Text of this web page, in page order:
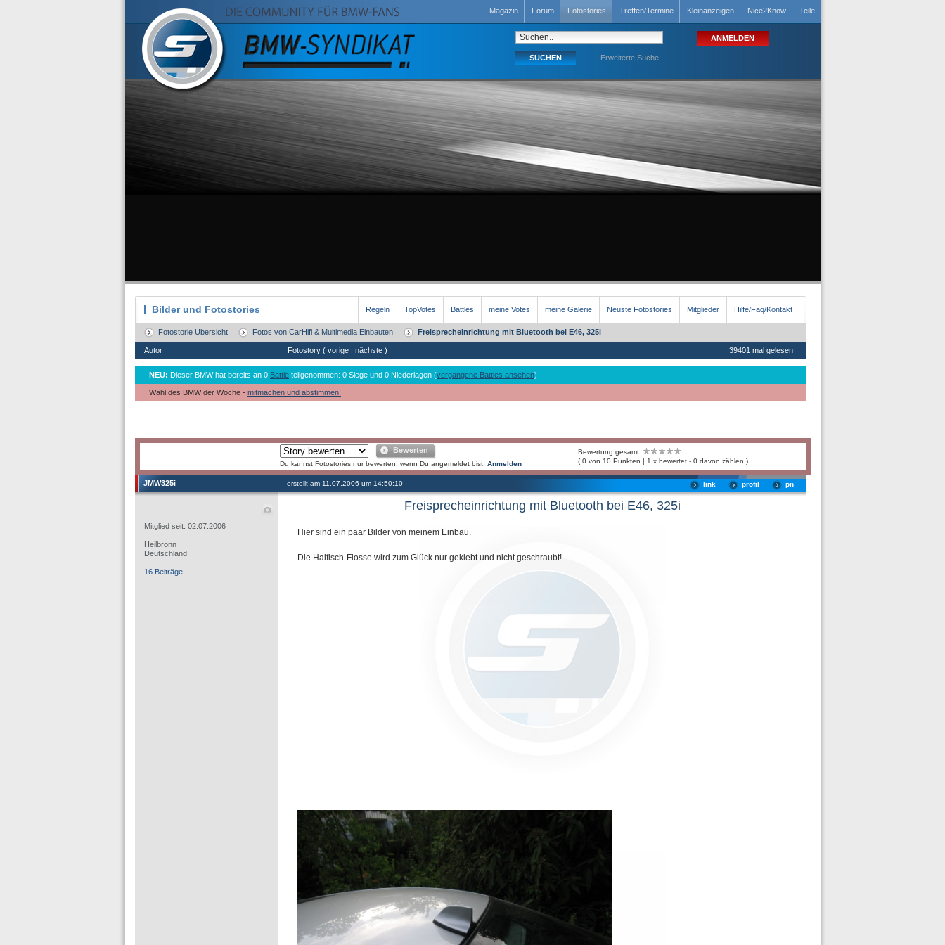
Magazin Forum Fotostories Treffen/Termine Kleinanzeigen Nice2Know Teile
Erweiterte Suche
Bilder und Fotostories Regeln TopVotes Battles meine Votes meine Galerie Neuste Fotostories Mitglieder Hilfe/Faq/Kontakt
Fotostorie Übersicht Fotos von CarHifi & Multimedia Einbauten Freisprecheinrichtung mit Bluetooth bei E46, 325i
Autor Fotostory ( vorige | nächste ) 39401 mal gelesen
NEU: Dieser BMW hat bereits an 0 Battle teilgenommen: 0 Siege und 0 Niederlagen (vergangene Battles ansehen)
Wahl des BMW der Woche - mitmachen und abstimmen!
Bewerten
Du kannst Fotostories nur bewerten, wenn Du angemeldet bist: Anmelden
Bewertung gesamt:
( 0 von 10 Punkten | 1 x bewertet - 0 davon zählen )
JMW325i erstellt am 11.07.2006 um 14:50:10 pn
profil
link
Mitglied seit: 02.07.2006
Heilbronn
Deutschland
16 Beiträge
Freisprecheinrichtung mit Bluetooth bei E46, 325i
Hier sind ein paar Bilder von meinem Einbau.
Die Haifisch-Flosse wird zum Glück nur geklebt und nicht geschraubt!